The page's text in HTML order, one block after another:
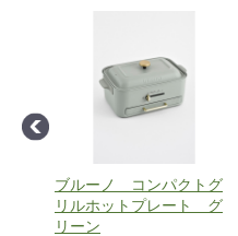
ブルーノ コンパクトグ
リルホットプレート グ
リーン